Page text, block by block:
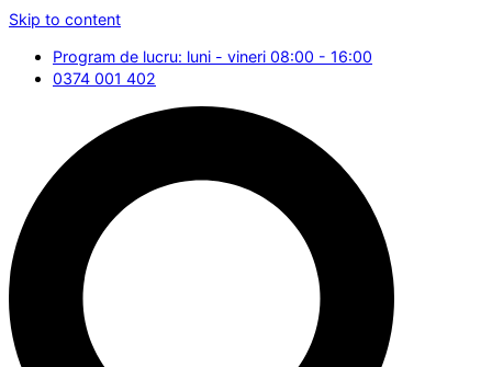
Skip to content
Program de lucru: luni - vineri 08:00 - 16:00
0374 001 402